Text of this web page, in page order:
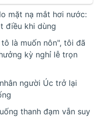
mặt nạ mắt hơi nước:
điều khi dùng
là muốn nôn", tôi đã
kỳ nghỉ lễ trọn
người Úc trở lại
thanh đạm vẫn suy